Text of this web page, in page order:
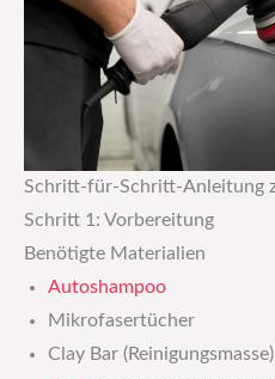
Schritt-für-Schritt-Anleitung
Schritt 1: Vorbereitung
Benötigte Materialien
Autoshampoo
Mikrofasertücher
Clay Bar (Reinigungsmasse)